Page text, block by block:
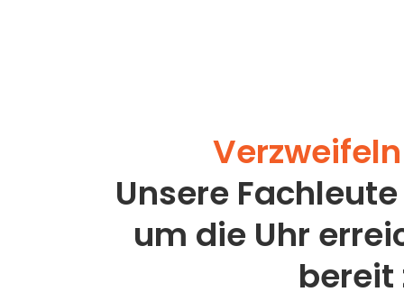
Unsere
um die Uhr
bereit